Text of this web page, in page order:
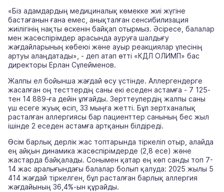
«Біз адамдардың медициналық көмекке жиі жүгіне
бастағанын ғана емес, анықталған сенсибилизация
жиілігінің нақты өскенін байқап отырмыз. Әсіресе, балалар
мен жасөспірімдер арасында ауруға шалдығу
жағдайларының көбеюі және ауыр реакциялар үлесінің
артуы алаңдатады», - деп атап өтті «КДЛ ОЛИМП» бас
директоры Ерлан Сүлейменов.
Жалпы ел бойынша жағдай өсу үстінде. Аллергендерге
жасалған оң тесттердің саны екі еседен астамға - 7 125-
тен 14 889-ға дейін ұлғайды. Зерттеулердің жалпы саны
үш есеге жуық өсіп, 33 мыңға жетті. Бұл зертханалық
расталған аллергиясы бар пациенттер санының бес жыл
ішінде 2 еседен астамға артқанын білдіреді.
Өсім барлық дерлік жас топтарында тіркеліп отыр, алайда
ең айқын динамика жасөспірімдерде (2,8 есе) және
жастарда байқалады. Сонымен қатар ең көп санды топ 7-
14 жас аралығындағы балалар болып қалуда: 2025 жылы 5
414 жағдай тіркелген, бұл расталған барлық аллергия
жағдайының 36,4%-ын құрайды.